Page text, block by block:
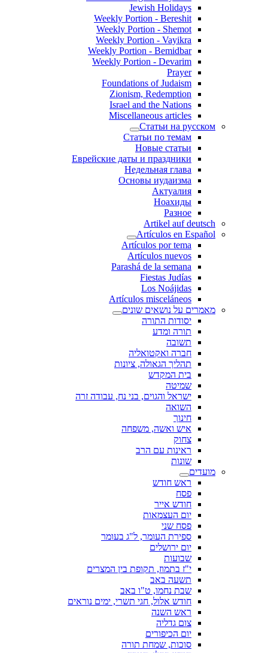
Jewish Holidays
Weekly Portion - Bereshit
Weekly Portion - Shemot
Weekly Portion - Vayikra
Weekly Portion - Bemidbar
Weekly Portion - Devarim
Prayer
Foundations of Judaism
Zionism, Redemption
Israel and the Nations
Miscellaneous articles
Статьи на русском
Статьи по темам
Новые статьи
Еврейские даты и праздники
Недельная глава
Основы иудаизма
Актуалия
Ноахиды
Разное
Artikel auf deutsch
Artículos en Español
Artículos por tema
Artículos nuevos
Parashá de la semana
Fiestas Judías
Los Noájidas
Artículos misceláneos
מאמרים על נושאים שונים
יסודות התורה
תורה ומדע
תשובה
חברה ואקטואליה
תהליך הגאולה, ציונות
בית המקדש
שמיטה
ישראל והגוים, בני נח, עבודה זרה
השואה
חינוך
איש ואשה, משפחה
צחוק
ראינות עם הרב
שונות
מועדים
ראש חודש
פסח
חודש אייר
יום העצמאות
פסח שני
ספירת העומר, ל"ג בעומר
יום ירושלים
שבועות
י"ז בתמוז, תקופת בין המצרים
תשעה באב
שבת נחמו, ט"ו באב
חודש אלול, חגי תשרי, ימים נוראים
ראש השנה
צום גדליה
יום הכיפורים
סוכות, שמחת תורה